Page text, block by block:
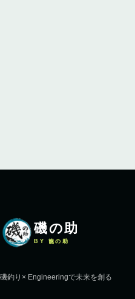
磯の助
BY 籠の助
磯釣り× Engineeringで未来を創る